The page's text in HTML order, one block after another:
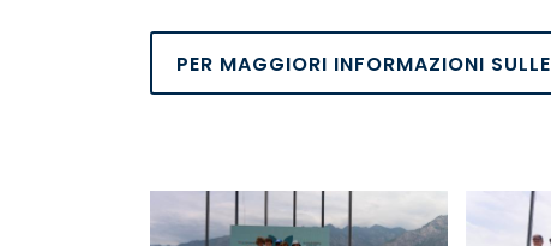
PER MAGGIORI INFORMAZIONI